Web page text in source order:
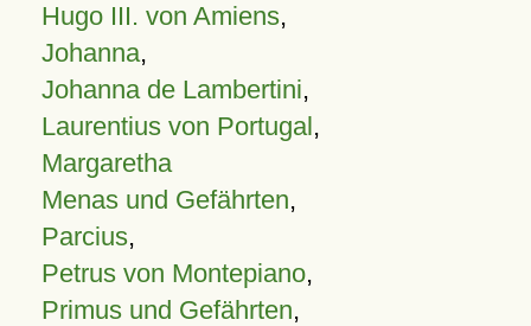
Hugo III. von Amiens,
Johanna,
Johanna de Lambertini,
Laurentius von Portugal,
Margaretha
Menas und Gefährten,
Parcius,
Petrus von Montepiano,
Primus und Gefährten,